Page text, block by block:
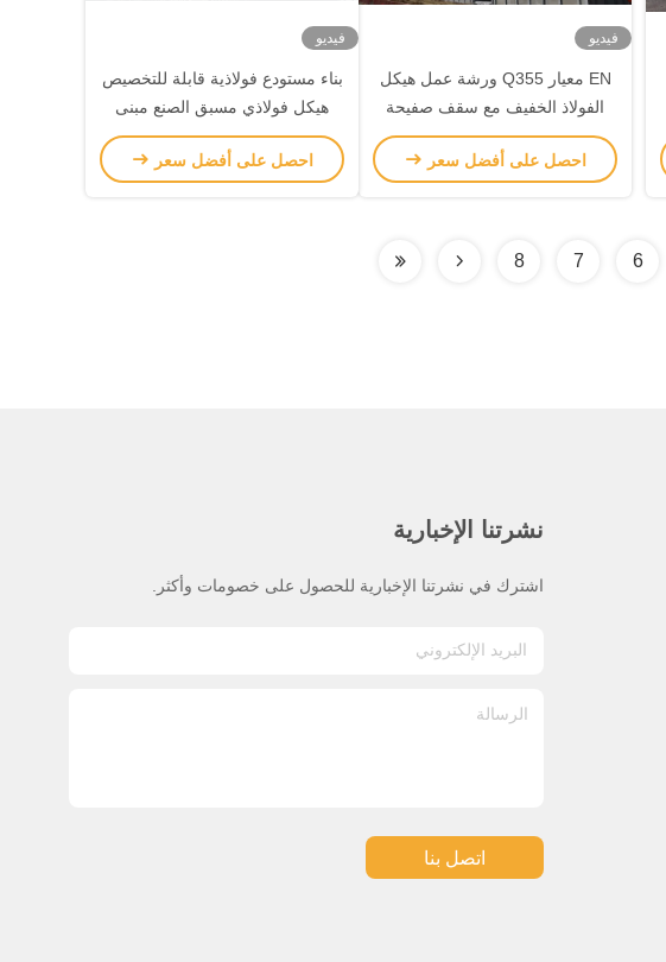
فيديو
EN معيار Q355 ورشة عمل هيكل
الفولاذ الخفيف مع سقف صفيحة
الفولاذ المموجة
احصل على أفضل سعر
فيديو
بناء مستودع فولاذية قابلة للتخصيص
هيكل فولاذي مسبق الصنع مبنى
مستودع
احصل على أفضل سعر
6
7
8
نشرتنا الإخبارية
اشترك في نشرتنا الإخبارية للحصول على خصومات وأكثر.
اتصل بنا